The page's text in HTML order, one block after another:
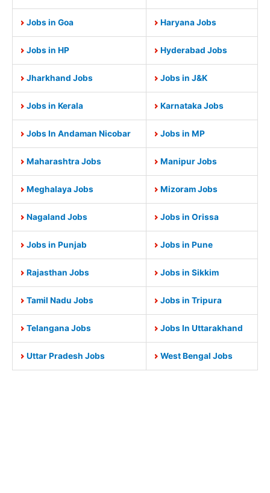
Jobs in Goa Haryana Jobs
Jobs in HP Hyderabad Jobs
Jharkhand Jobs Jobs in J&K
Jobs in Kerala Karnataka Jobs
Jobs In Andaman Nicobar Jobs in MP
Maharashtra Jobs Manipur Jobs
Meghalaya Jobs Mizoram Jobs
Nagaland Jobs Jobs in Orissa
Jobs in Punjab Jobs in Pune
Rajasthan Jobs Jobs in Sikkim
Tamil Nadu Jobs Jobs in Tripura
Telangana Jobs Jobs In Uttarakhand
Uttar Pradesh Jobs West Bengal Jobs